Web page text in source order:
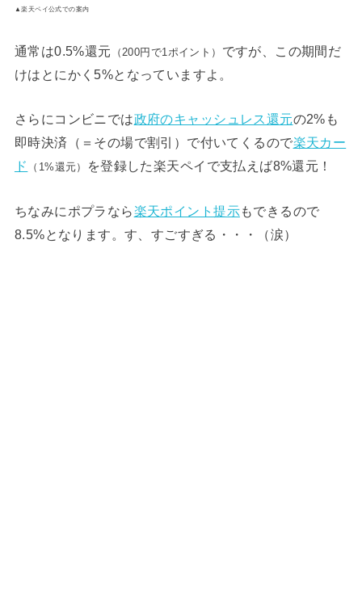
▲楽天ペイ公式での案内
通常は0.5%還元 （200円で1ポイント） ですが、この期間だ
けはとにかく5%となっていますよ。
さらにコンビニでは政府のキャッシュレス還元の2%も
即時決済（＝その場で割引）で付いてくるので楽天カー
ド
（1%還元） を登録した楽天ペイで支払えば8%還元！
ちなみにポプラなら楽天ポイント提示もできるので
8.5%となります。す、すごすぎる・・・（涙）